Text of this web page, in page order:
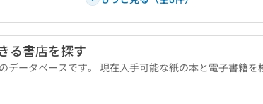
る書店を探す
ータベースです。 現在入手可能な紙の本と電子書籍を